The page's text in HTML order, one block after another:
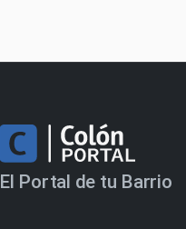
El Portal de tu Barrio